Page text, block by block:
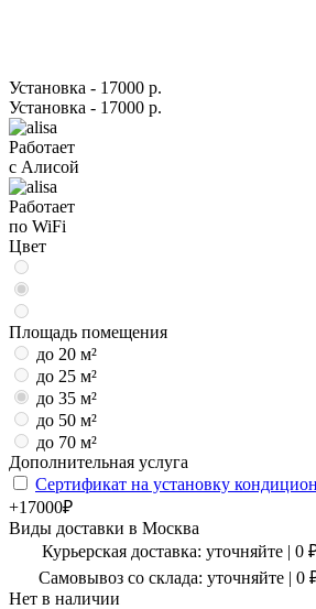
Установка - 17000 р.
Установка - 17000 р.
Работает
с Алисой
Работает
по WiFi
Цвет
Площадь помещения
до 20 м²
до 25 м²
до 35 м²
до 50 м²
до 70 м²
Дополнительная услуга
Сертификат на установку
+17000₽
Виды доставки в Москва
Курьерская доставка: уточняйте | 0
Самовывоз со склада: уточняйте | 0
Нет в наличии